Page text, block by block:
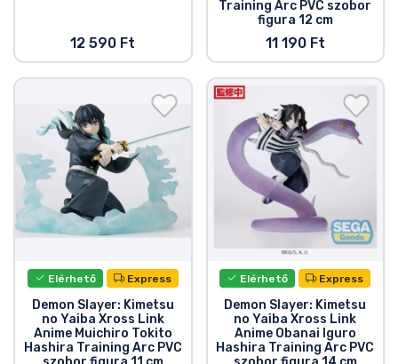
12 590 Ft
Training Arc PVC szobor
figura 12 cm
11 190 Ft
Elérhető Express
Demon Slayer: Kimetsu
no Yaiba Xross Link
Anime Muichiro Tokito
Hashira Training Arc PVC
Elérhető Express
Demon Slayer: Kimetsu
no Yaiba Xross Link
Anime Obanai Iguro
Hashira Training Arc PVC